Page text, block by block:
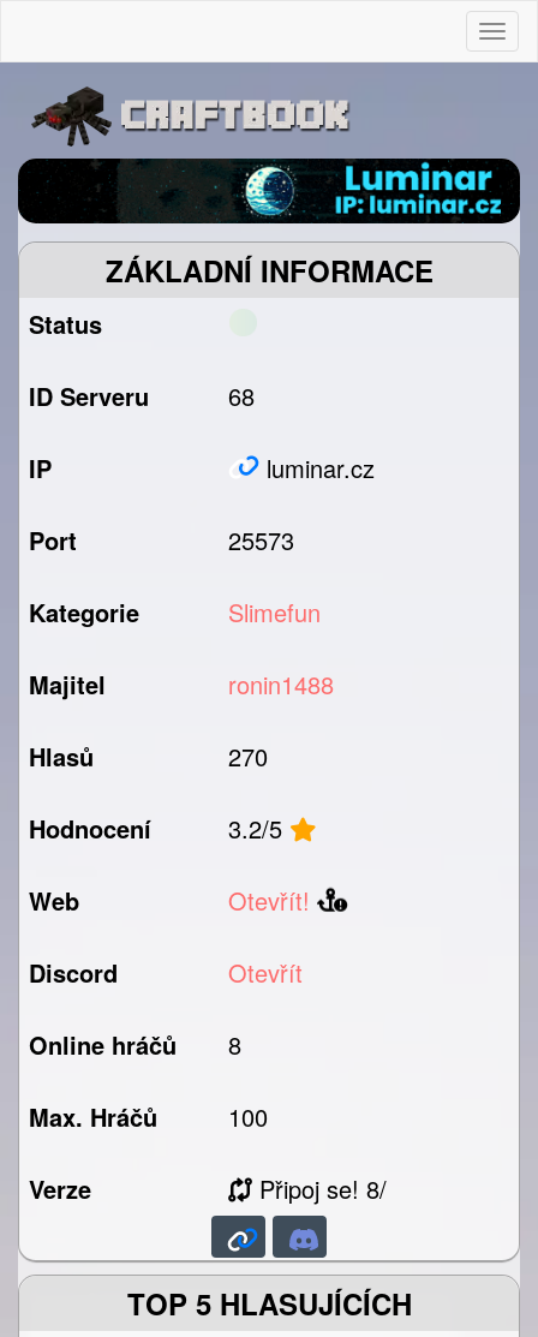
ZÁKLADNÍ INFORMACE
Status
ID Serveru 68
IP luminar.cz
Port 25573
Kategorie Slimefun
Majitel ronin1488
Hlasů 270
Hodnocení 3.2/5
Web Otevřít!
Discord Otevřít
Online hráčů 8
Max. Hráčů 100
Verze Připoj se! 8/
TOP 5 HLASUJÍCÍCH